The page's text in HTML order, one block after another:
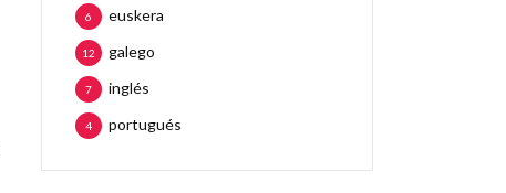
euskera
6
galego
12
inglés
7
portugués
4